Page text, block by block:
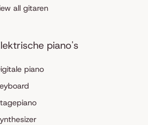
all gitaren
piano's
piano